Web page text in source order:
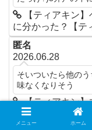
【ティアキン
に分かった？【テ
匿名
2026.06.28
そいついたら他の
味なくなりそう
【ティアキン】
名前は○○グリオ
アーズオブザキン
メニュー ホーム